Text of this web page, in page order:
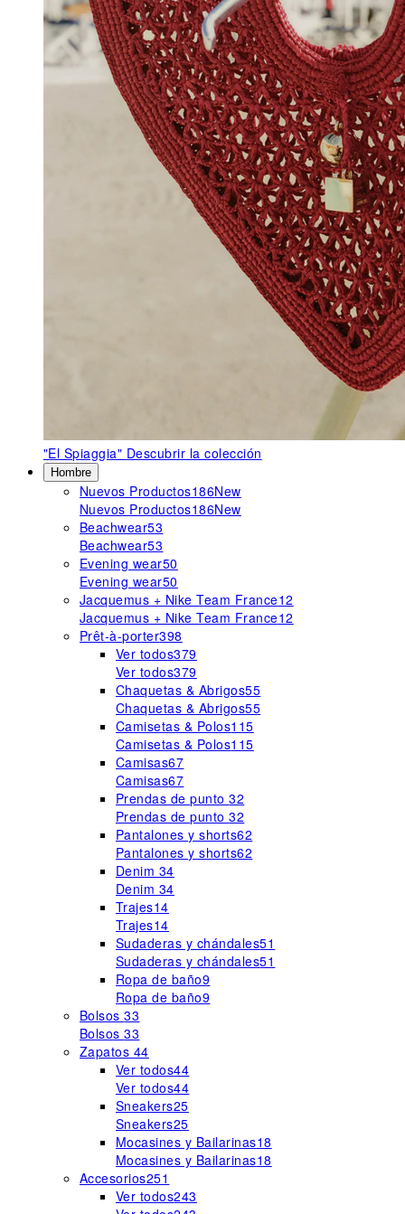
"El Spiaggia" Descubrir la colección
Hombre
Nuevos Productos186New
Nuevos Productos186New
Beachwear53
Beachwear53
Evening wear50
Evening wear50
Jacquemus + Nike Team France12
Jacquemus + Nike Team France12
Prêt-à-porter398
Ver todos379
Ver todos379
Chaquetas & Abrigos55
Chaquetas & Abrigos55
Camisetas & Polos115
Camisetas & Polos115
Camisas67
Camisas67
Prendas de punto32
Prendas de punto32
Pantalones y shorts62
Pantalones y shorts62
Denim 34
Denim 34
Trajes14
Trajes14
Sudaderas y chándales51
Sudaderas y chándales51
Ropa de baño9
Ropa de baño9
Bolsos33
Bolsos33
Zapatos 44
Ver todos44
Ver todos44
Sneakers25
Sneakers25
Mocasines y Bailarinas18
Mocasines y Bailarinas18
Accesorios251
Ver todos243